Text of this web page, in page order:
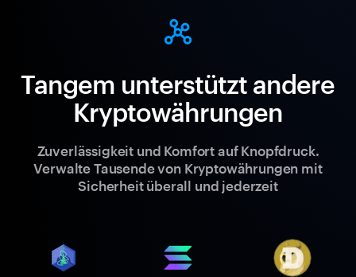
Tangem unterstützt andere
Kryptowährungen
Zuverlässigkeit und Komfort auf Knopfdruck.
Verwalte Tausende von Kryptowährungen mit
Sicherheit überall und jederzeit